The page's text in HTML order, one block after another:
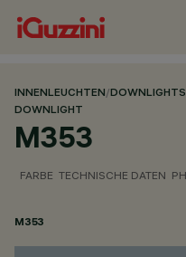
INNENLEUCHTEN/
DOWNLIGHT
M353
FARBE TECHNISCHE DATEN
M353